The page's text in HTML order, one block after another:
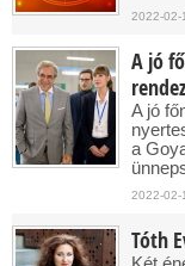
2022-02-
A jó
A jó
a
2022-02-
Tóth